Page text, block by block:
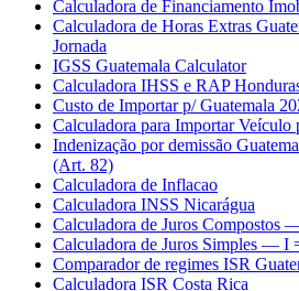
Calculadora de Financiamento
Calculadora de Horas Extras
Jornada
IGSS Guatemala Calculator
Calculadora IHSS e RAP
Custo de Importar p/ Guatemala
Calculadora para Importar Veículo
Indenização por demissão
(Art. 82)
Calculadora de Inflacao
Calculadora INSS Nicarágua
Calculadora de Juros Compostos
Calculadora de Juros Simples — I
Comparador de regimes ISR
Calculadora ISR Costa Rica